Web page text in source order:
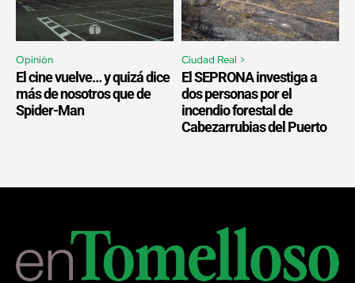
Opinión
El cine vuelve… y quizá dice
más de nosotros que de
Spider-Man
Ciudad Real >
El SEPRONA investiga a
dos personas por el
incendio forestal de
Cabezarrubias del Puerto